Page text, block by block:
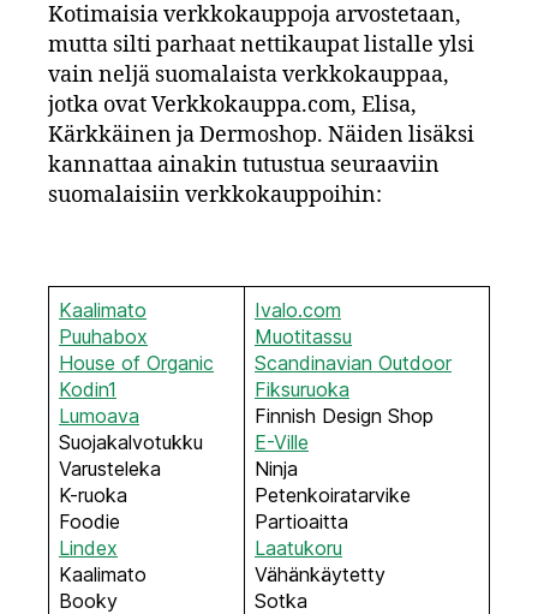
Kotimaisia verkkokauppoja arvostetaan,
mutta silti parhaat nettikaupat listalle ylsi
vain neljä suomalaista verkkokauppaa,
jotka ovat Verkkokauppa.com, Elisa,
Kärkkäinen ja Dermoshop. Näiden lisäksi
kannattaa ainakin tutustua seuraaviin
suomalaisiin verkkokauppoihin:
Kaalimato
Puuhabox
House of Organic
Kodin1
Lumoava
Suojakalvotukku
Varusteleka
K-ruoka
Foodie
Lindex
Kaalimato
Booky
Ivalo.com
Muotitassu
Scandinavian Outdoor
Fiksuruoka
Finnish Design Shop
E-Ville
Ninja
Petenkoiratarvike
Partioaitta
Laatukoru
Vähänkäytetty
Sotka